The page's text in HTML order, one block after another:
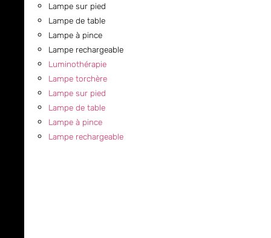
Lampe sur pied
Lampe de table
Lampe à pince
Lampe rechargeable
Luminothérapie
Lampe torchère
Lampe sur pied
Lampe de table
Lampe à pince
Lampe rechargeable